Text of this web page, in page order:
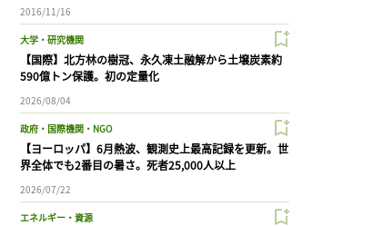
2016/11/16
大学・研究機関
【国際】北方林の樹冠、永久凍土融解から土壌炭素約
590億トン保護。初の定量化
2026/08/04
政府・国際機関・NGO
【ヨーロッパ】6月熱波、観測史上最高記録を更新。世
界全体でも2番目の暑さ。死者25,000人以上
2026/07/22
エネルギー・資源